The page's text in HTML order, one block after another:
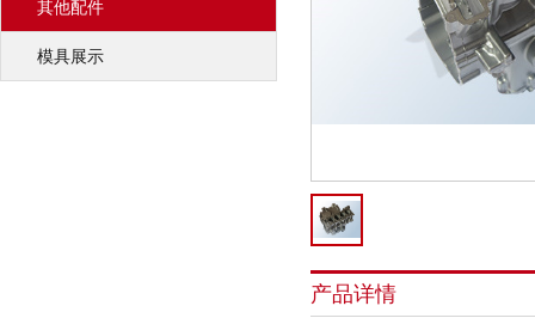
其他配件
模具展示
产品详情